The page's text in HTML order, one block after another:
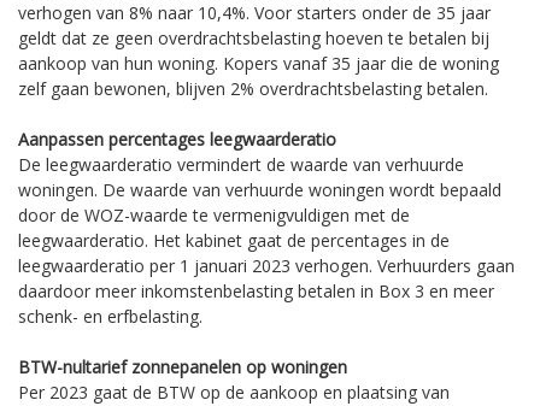
verhogen van 8% naar 10,4%. Voor starters onder de 35 jaar
geldt dat ze geen overdrachtsbelasting hoeven te betalen bij
aankoop van hun woning. Kopers vanaf 35 jaar die de woning
zelf gaan bewonen, blijven 2% overdrachtsbelasting betalen.
Aanpassen percentages leegwaarderatio
De leegwaarderatio vermindert de waarde van verhuurde
woningen. De waarde van verhuurde woningen wordt bepaald
door de WOZ-waarde te vermenigvuldigen met de
leegwaarderatio. Het kabinet gaat de percentages in de
leegwaarderatio per 1 januari 2023 verhogen. Verhuurders gaan
daardoor meer inkomstenbelasting betalen in Box 3 en meer
schenk- en erfbelasting.
BTW-nultarief zonnepanelen op woningen
Per 2023 gaat de BTW op de aankoop en plaatsing van